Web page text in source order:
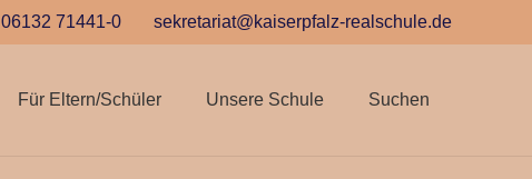
06132 71441-0 sekretariat@kaiserpfalz-realschule.de
Für Eltern/Schüler Unsere Schule Suchen